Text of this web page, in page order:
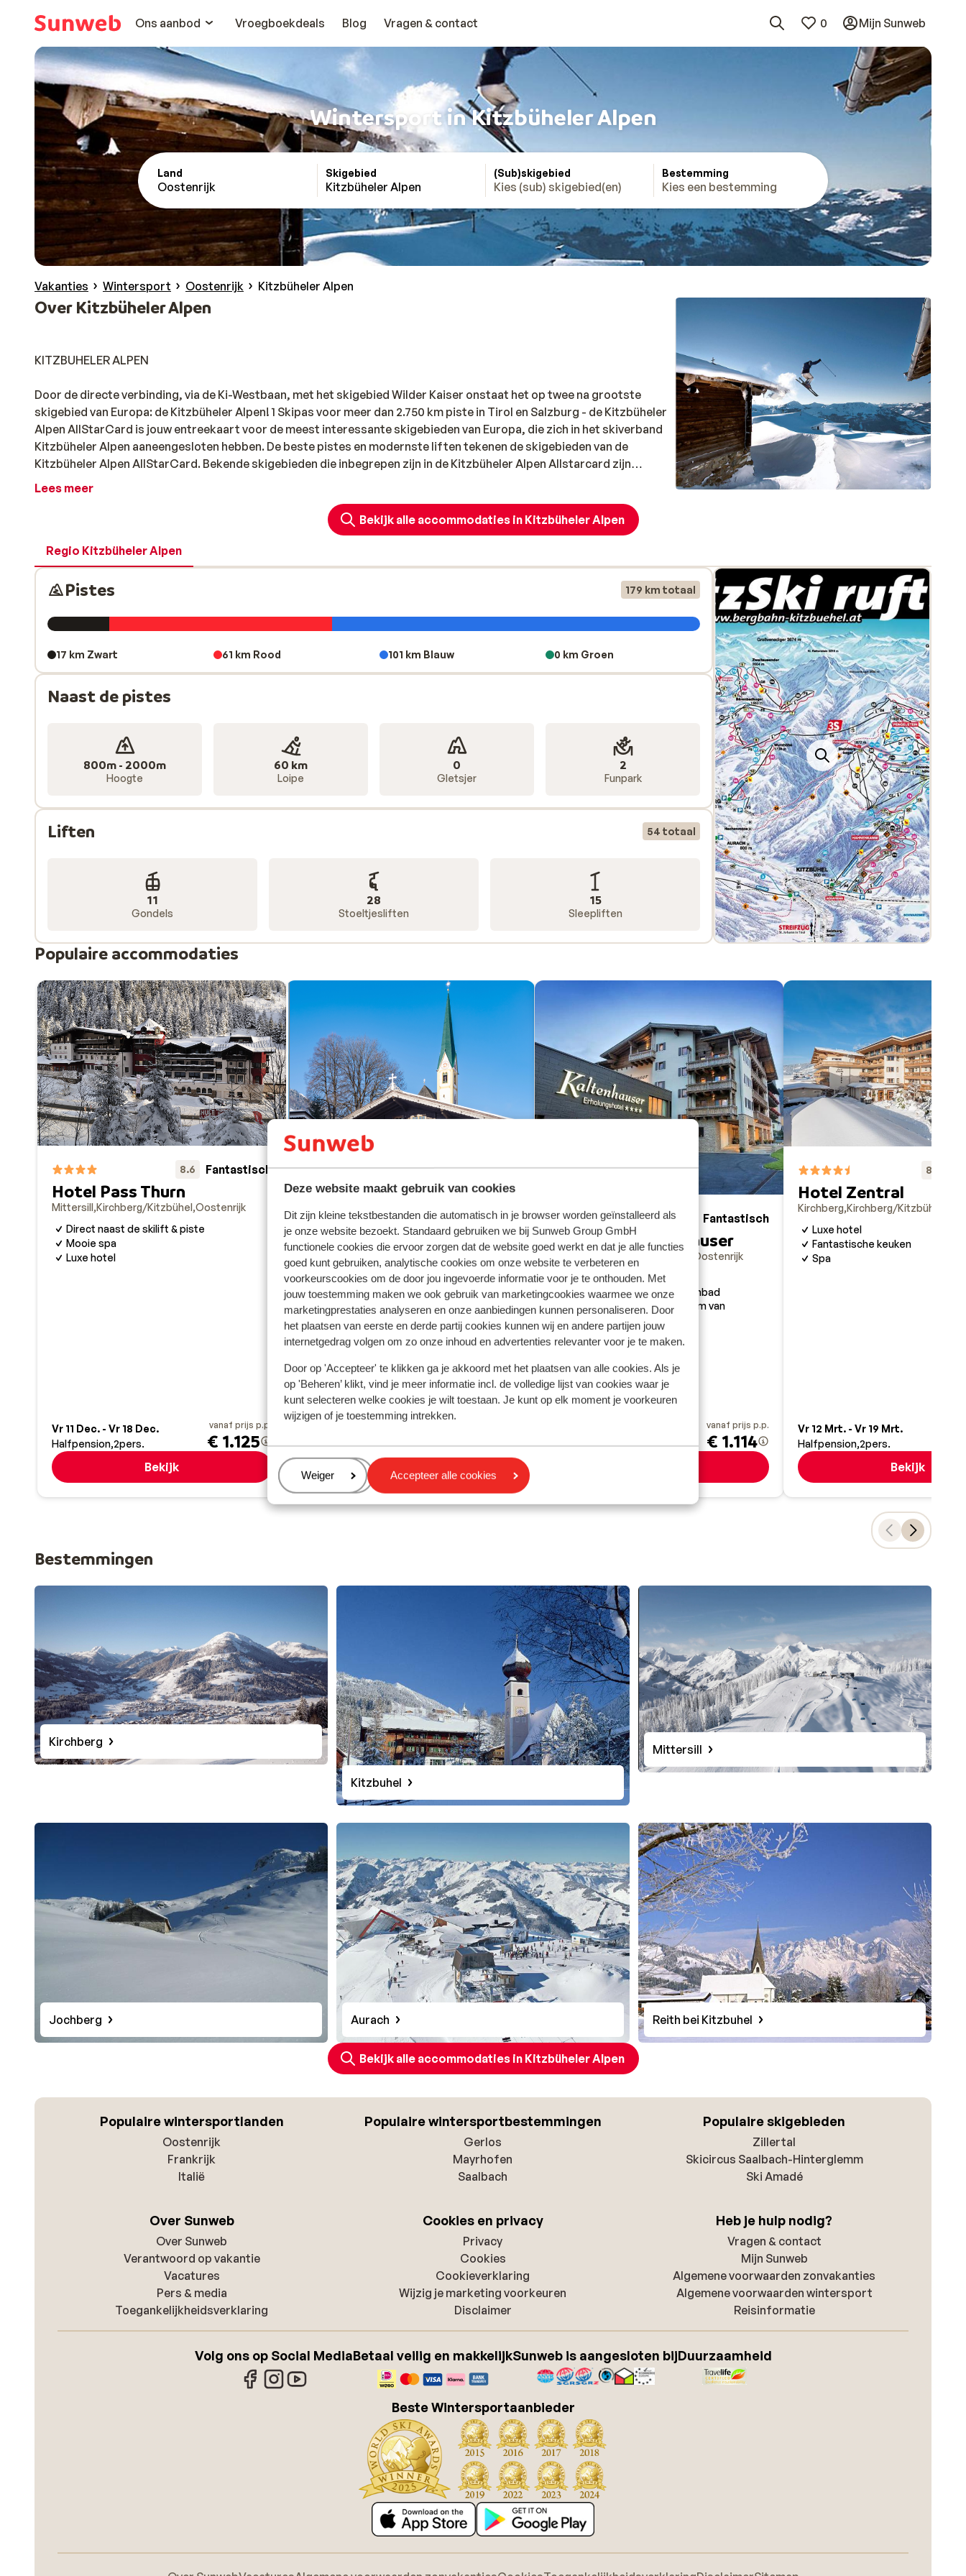
Deze website maakt gebruik van cookies
Dit zijn kleine tekstbestanden die automatisch in je browser worden geïnstalleerd als
je onze website bezoekt. Standaard gebruiken we bij Sunweb Group GmbH
functionele cookies die ervoor zorgen dat de website goed werkt en dat je alle functies
goed kunt gebruiken, analytische cookies om onze website te verbeteren en
voorkeurscookies om de door jou ingevoerde informatie voor je te onthouden. Met
jouw toestemming maken we ook gebruik van marketingcookies waarmee we onze
marketingprestaties analyseren en onze aanbiedingen kunnen personaliseren. Door
het plaatsen van eerste en derde partij cookies kunnen wij en andere partijen jouw
internetgedrag volgen om zo onze inhoud en advertenties relevanter voor je te maken.
Door op 'Accepteer' te klikken ga je akkoord met het plaatsen van alle cookies. Als je
op 'Beheren’ klikt, vind je meer informatie incl. de volledige lijst van cookies waar je
kunt selecteren welke cookies je wilt toestaan. Je kunt op elk moment je voorkeuren
wijzigen of je toestemming intrekken.
Beheren
Weiger Accepteer alle cookies
Ons aanbod
Vroegboekdeals Blog Vragen & contact 0 Mijn Sunweb
Wintersport in Kitzbüheler Alpen
Land
Oostenrijk
Skigebied
Kitzbüheler Alpen
(Sub)skigebied
Kies (sub) skigebied(en)
Bestemming
Kies een bestemming
Vakanties Wintersport Oostenrijk Kitzbüheler Alpen
Over Kitzbüheler Alpen
KITZBUHELER ALPEN
Door de directe verbinding, via de Ki-Westbaan, met het skigebied Wilder Kaiser onstaat het op twee na grootste
skigebied van Europa: de Kitzbüheler Alpen! 1 Skipas voor meer dan 2.750 km piste in Tirol en Salzburg - de Kitzbüheler
Alpen AllStarCard is jouw entreekaart voor de meest interessante skigebieden van Europa, die zich in het skiverband
Kitzbüheler Alpen aaneengesloten hebben. De beste pistes en modernste liften tekenen de skigebieden van de
Kitzbüheler Alpen AllStarCard. Bekende skigebieden die inbegrepen zijn in de Kitzbüheler Alpen Allstarcard zijn
inbegrepen zijn: SkiWelt Wilder Kaiser - Brixental, Skicircus Saalbach Hinterglemm Leogang Fieberbrunn, Kitzbühel -
De sneeuwzekerheid, de hoge kwaliteit van de pistes en de moderne skiliften onderscheiden de skigebieden van de
Kitzbüheler Alpen AllStarCard in Tirol. Ontdek elke dag een ander skigebied in de Kitzbüheler Alpen. Vooral ervaren
skiërs zullen erg blij zijn met deze top skipas!
KIRCHBERG/KITZBUHEL
Kirchberg vormt samen met Kitzbühel, Jochberg, Mittersill en Pass Thurn één groot skigebied: Kirchberg/Kitzbühel. In
dit gebied kan iedere skiër/snowboarder zijn hart kan ophalen. Dit gebied beschikt over circa 168 kilometer
geprepareerde pistes. Op de Kitzbüheler Horn is een funpark voor snowboarders te vinden. Door de gondel, die een
verbinding maakt tussen de skigebieden van Kirchberg en Pass Thurn kun je mooie en lange tochten maken zonder dat
Jochberg. Je kunt er ook voor kiezen om een grotere skipas te nemen die toegang geeft tot 704 kilometer
geprepareerde pistes. Dit wordt de Kitzbüheler Alpen skipas genoemd.
Lees meer
Bekijk alle accommodaties in Kitzbüheler Alpen
Regio Kitzbüheler Alpen
Pistes 179 km totaal
17 km Zwart 61 km Rood 101 km Blauw 0 km Groen
Naast de pistes
800m - 2000m
Hoogte
60 km
Loipe
0
Gletsjer
2
Funpark
Liften 54 totaal
11
Gondels
28
Stoeltjesliften
15
Sleepliften
Populaire accommodaties
8.6 Fantastisch
Hotel Pass Thurn
Mittersill Kirchberg/Kitzbühel Oostenrijk
Direct naast de skilift & piste
Mooie spa
Luxe hotel
Vr 11 Dec. - Vr 18 Dec.
Halfpension 2pers.
vanaf prijs p.p.
€ 1.125
Bekijk
8.2 Fantastisch
Alpen Glück Hotel Unterm
Rain
Kirchberg Kirchberg/Kitzbühel Oostenrijk
Genieten van een drankje een van van de
gezellige stubes
Je loopt zo het centrum in
Sfeervolle, moderne kamers
Logies ontbijt 2pers. € 945
Fantastisch
Dorfhotel Kaltenhauser
Mittersill Kirchberg/Kitzbühel
Oostenrijk
All inclusive genieten
Wellnesscentrum met zwembad
Rustig gelegen in het centrum van
Hollersbach
All inclusive 2pers.
vanaf prijs p.p.
€ 1.114
8.8
Hotel Zentral
Kirchberg Kirchberg/Kitzbühel
Luxe hotel
Fantastische keuken
Spa
Vr 12 Mrt. - Vr 19 Mrt.
Halfpension 2pers.
Bekijk
Bestemmingen
Kirchberg
Kitzbuhel
Mittersill
Jochberg Aurach Reith bei Kitzbuhel
Bekijk alle accommodaties in Kitzbüheler Alpen
Populaire wintersportlanden
Oostenrijk
Frankrijk
Italië
Populaire wintersportbestemmingen
Gerlos
Mayrhofen
Saalbach
Populaire skigebieden
Zillertal
Skicircus Saalbach-Hinterglemm
Ski Amadé
Over Sunweb
Over Sunweb
Verantwoord op vakantie
Vacatures
Pers & media
Toegankelijkheidsverklaring
Cookies en privacy
Privacy
Cookies
Cookieverklaring
Wijzig je marketing voorkeuren
Disclaimer
Heb je hulp nodig?
Vragen & contact
Mijn Sunweb
Algemene voorwaarden zonvakanties
Algemene voorwaarden wintersport
Reisinformatie
Volg ons op Social MediaBetaal veilig en makkelijkSunweb is aangesloten bijDuurzaamheid
Beste Wintersportaanbieder